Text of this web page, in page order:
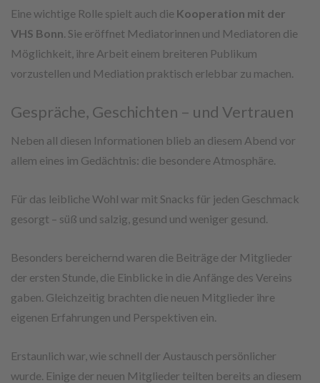
Eine wichtige Rolle spielt auch die Kooperation mit der
VHS Bonn . Sie eröffnet Mediatorinnen und Mediatoren die
Möglichkeit, ihre Arbeit einem breiteren Publikum
vorzustellen und Mediation praktisch erlebbar zu machen.
Gespräche, Geschichten – und Vertrauen
Neben all diesen Informationen blieb an diesem Abend vor
allem eines im Gedächtnis: die besondere Atmosphäre.
Für das leibliche Wohl war mit Snacks für jeden Geschmack
gesorgt – süß und salzig, gesund und weniger gesund.
Besonders bereichernd waren die Beiträge der Mitglieder
der ersten Stunde, die Einblicke in die Anfänge des Vereins
gaben. Gleichzeitig brachten die neuen Mitglieder ihre
eigenen Erfahrungen und Perspektiven ein.
Erstaunlich war, wie schnell der Austausch persönlicher
wurde. Einige der neuen Mitglieder teilten bereits an diesem